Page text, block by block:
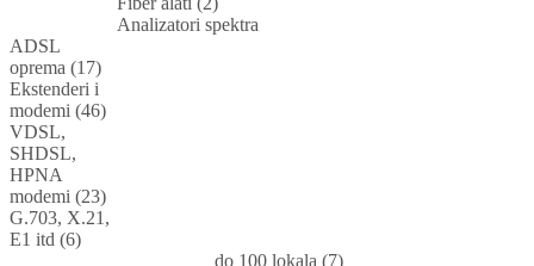
Analizatori spektra
ADSL
oprema (17)
Ekstenderi i
modemi (46)
VDSL,
SHDSL,
HPNA
modemi (23)
G.703, X.21,
E1 itd (6)
do 100 lokala (7)